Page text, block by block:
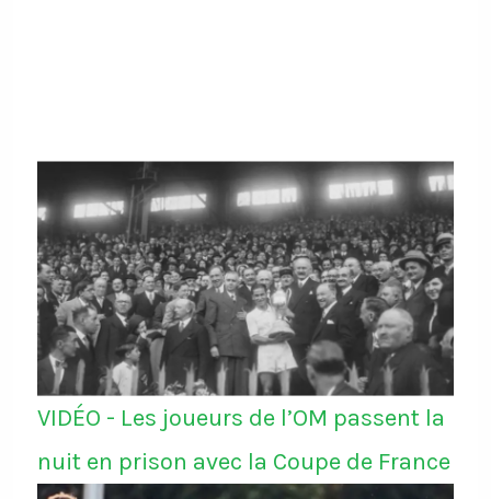
VIDÉO - Les joueurs de l’OM passent la
nuit en prison avec la Coupe de France